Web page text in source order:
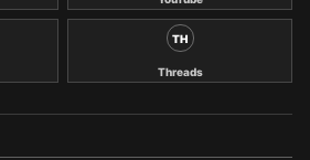
TH
Threads